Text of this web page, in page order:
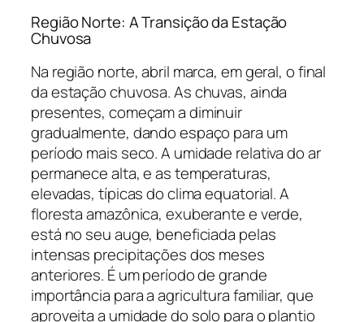
Região Norte: A Transição da Estação
Chuvosa
Na região norte, abril marca, em geral, o final
da estação chuvosa. As chuvas, ainda
presentes, começam a diminuir
gradualmente, dando espaço para um
período mais seco. A umidade relativa do ar
permanece alta, e as temperaturas,
elevadas, típicas do clima equatorial. A
floresta amazônica, exuberante e verde,
está no seu auge, beneficiada pelas
intensas precipitações dos meses
anteriores. É um período de grande
importância para a agricultura familiar, que
aproveita a umidade do solo para o plantio